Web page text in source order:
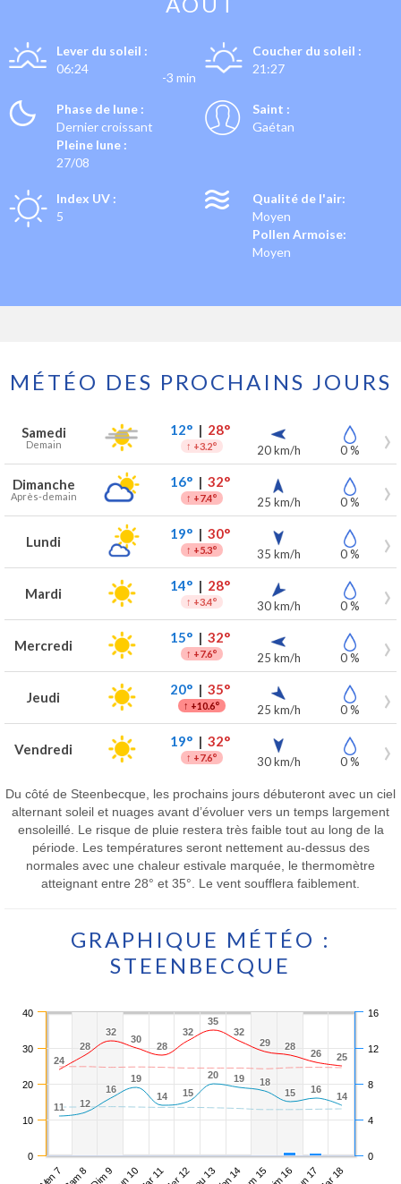
Lever du soleil :
06:24
-3 min
Coucher du soleil :
21:27
Phase de lune :
Dernier croissant
Pleine lune :
27/08
Saint :
Gaétan
Index UV :
5
Qualité de l'air:
Moyen
Pollen Armoise:
Moyen
MÉTÉO DES PROCHAINS JOURS
Prévisions météo à Steenbecque pour les 7 prochains jours
Jour Météo Températures Vent Précipitations
Samedi
Demain
12°| 28°
↑ +3.2° 20 km/h 0 %
Dimanche
Après-demain
16°| 32°
↑ +7.4° 25 km/h 0 %
Lundi 19°| 30°
↑ +5.3° 35 km/h 0 %
Mardi 14°| 28°
↑ +3.4° 30 km/h 0 %
Mercredi 15°| 32°
↑ +7.6° 25 km/h 0 %
Jeudi 20°| 35°
↑ +10.6° 25 km/h 0 %
Vendredi 19°| 32°
↑ +7.6° 30 km/h 0 %
Du côté de Steenbecque, les prochains jours débuteront avec un ciel
alternant soleil et nuages avant d’évoluer vers un temps largement
ensoleillé. Le risque de pluie restera très faible tout au long de la
période. Les températures seront nettement au-dessus des
normales avec une chaleur estivale marquée, le thermomètre
atteignant entre 28° et 35°. Le vent soufflera faiblement.
GRAPHIQUE MÉTÉO :
STEENBECQUE
24
24
28
28
32
32
30
30
28
28
32
32
35
35
32
32
29
29 28
28
26
26 25
25
11
11 12
12
16
16
19
19
14
14 15
15
20
20 19
19 18
18
15
15 16
16
14
14
Ven 7 Dim 9
0
10
20
30
40
0
4
8
12
16